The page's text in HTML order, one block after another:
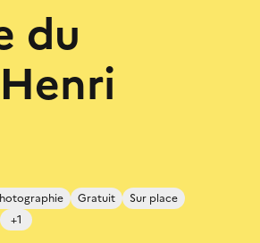
du
Gratuit
Sur place
+1